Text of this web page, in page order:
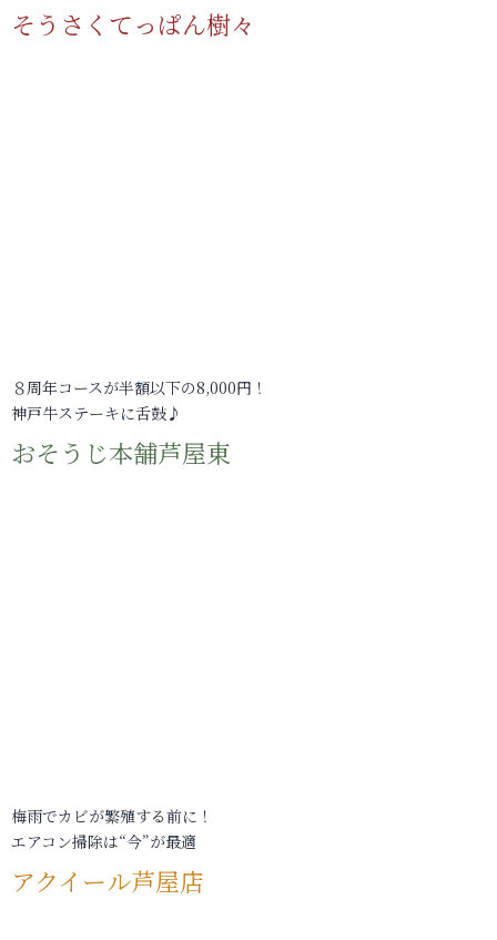
そうさくてっぱん樹々
８周年コースが半額以下の8,000円！
神戸牛ステーキに舌鼓♪
おそうじ本舗芦屋東
梅雨でカビが繁殖する前に！
エアコン掃除は“今”が最適
アクイール芦屋店